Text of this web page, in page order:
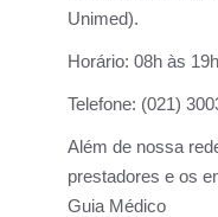
Unimed).
Horário: 08h às 19h
Telefone: (021)
Além de nossa
prestadores e os
Guia Médico